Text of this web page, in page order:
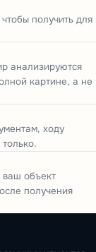
получить для
анализируются
картине, а не
ходу
объект
получения